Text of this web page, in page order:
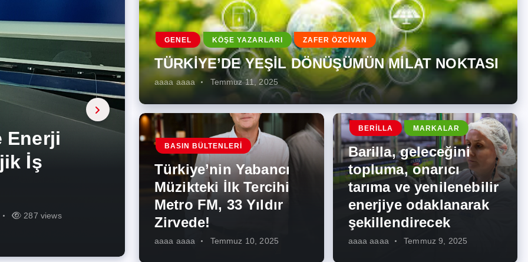
345 views
İlk
274 views
275 views
Enerji
İş
287 views
Kısa
227 views
Artması
262 views
GENEL KÖŞE YAZARLARI ZAFER ÖZCİVAN
TÜRKİYE’DE YEŞİL DÖNÜŞÜMÜN MİLAT NOKTASI
aaaa aaaa Temmuz 11, 2025
BASIN BÜLTENLERI
Türkiye’nin Yabancı
Müzikteki İlk Tercihi
Metro FM, 33 Yıldır
Zirvede!
aaaa aaaa Temmuz 10, 2025
BERILLA MARKALAR
Barilla, geleceğini
topluma, onarıcı
tarıma ve yenilenebilir
enerjiye odaklanarak
şekillendirecek
aaaa aaaa Temmuz 9, 2025